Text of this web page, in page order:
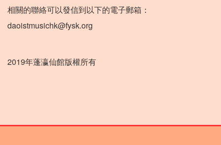
相關的聯絡可以發信到以下的電子郵箱：
daoistmusichk@fysk.org
2019年蓬瀛仙館版權所有